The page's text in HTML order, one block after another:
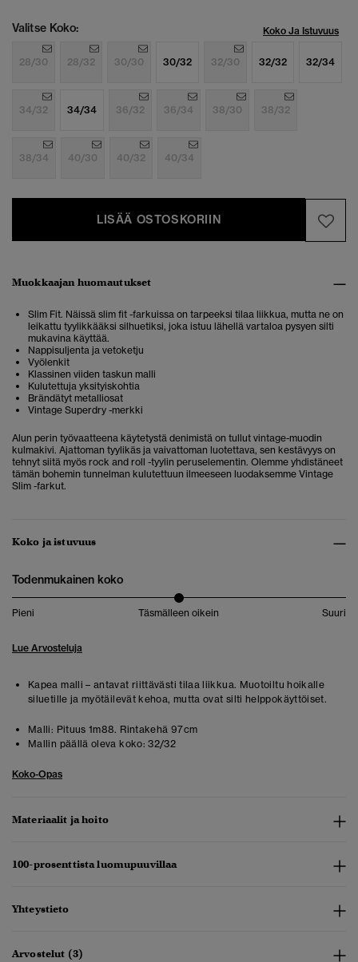
Valitse Koko: Koko Ja Istuvuus
28/30 28/32 30/30 30/32 32/30 32/32 32/34
34/32 34/34 36/32 36/34 38/30 38/32
38/34 40/30 40/32 40/34
LISÄÄ OSTOSKORIIN
Muokkaajan huomautukset
Slim Fit. Näissä slim fit -farkuissa on tarpeeksi tilaa liikkua, mutta ne on
leikattu tyylikkääksi silhuetiksi, joka istuu lähellä vartaloa pysyen silti
mukavina käyttää.
Nappisuljenta ja vetoketju
Vyölenkit
Klassinen viiden taskun malli
Kulutettuja yksityiskohtia
Brändätyt metalliosat
Vintage Superdry -merkki
Alun perin työvaatteena käytetystä denimistä on tullut vintage-muodin
kulmakivi. Ajattoman tyylikäs ja vaivattoman luotettava, sen kestävyys on
tehnyt siitä myös rock and roll -tyylin peruselementin. Olemme yhdistäneet
tämän bohemin tunnelman kulutettuun ilmeeseen luodaksemme Vintage
Slim -farkut.
Koko ja istuvuus
Todenmukainen koko
Pieni Täsmälleen oikein Suuri
Lue Arvosteluja
Kapea malli – antavat riittävästi tilaa liikkua. Muotoiltu hoikalle
siluetille ja myötäilevät kehoa, mutta ovat silti helppokäyttöiset.
Malli: Pituus 1m88. Rintakehä 97cm
Mallin päällä oleva koko: 32/32
Koko-Opas
Materiaalit ja hoito
100-prosenttista luomupuuvillaa
Yhteystieto
Arvostelut (3)